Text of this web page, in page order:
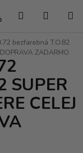
Hľadať
bezfarebná T.O.82
ZADARMO
SUPER
CELEJ